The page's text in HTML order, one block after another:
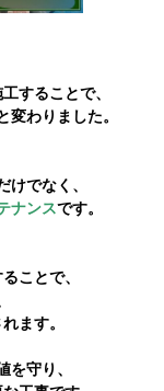
することで、
変わりました。
けでなく、
ナンスです。
ことで、
ます。
を守り、